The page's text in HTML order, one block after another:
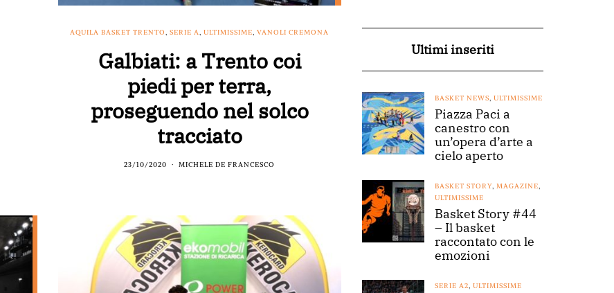
AQUILA BASKET TRENTO,SERIE A,ULTIMISSIME,VANOLI CREMONA
Galbiati: a Trento coi
piedi per terra,
proseguendo nel solco
tracciato
23/10/2020 MICHELE DE FRANCESCO
Ultimi inseriti
BASKET NEWS, ULTIMISSIME
Piazza Paci a
canestro con
un’opera d’arte a
cielo aperto
BASKET STORY, MAGAZINE,
ULTIMISSIME
Basket Story #44
– Il basket
raccontato con le
emozioni
SERIE A2, ULTIMISSIME